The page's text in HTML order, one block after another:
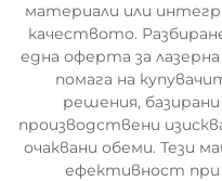
материали или
качеството.
една оферта за
помага на
решения,
производствени
очаквани обеми. Тези
ефективност при